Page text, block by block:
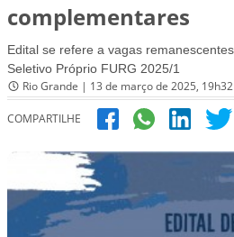
complementares
Edital se refere a vagas
Seletivo Próprio FURG 2025/1
Rio Grande | 13 de março de 2025, 19h32
COMPARTILHE